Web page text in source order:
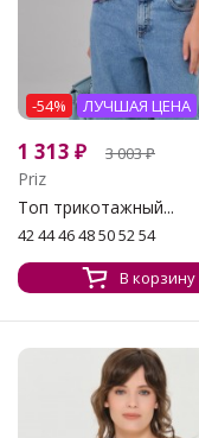
-54% ЛУЧШАЯ ЦЕНА
1 313 ₽ 3 003₽
Priz
Топ трикотажный...
42 44 46 48 50 52 54
В корзину